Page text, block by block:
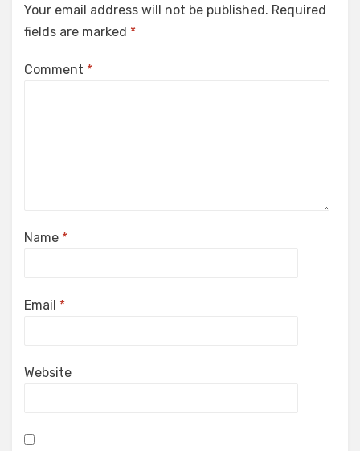
Your email address will not be published. Required
fields are marked *
Comment *
Name *
Email *
Website